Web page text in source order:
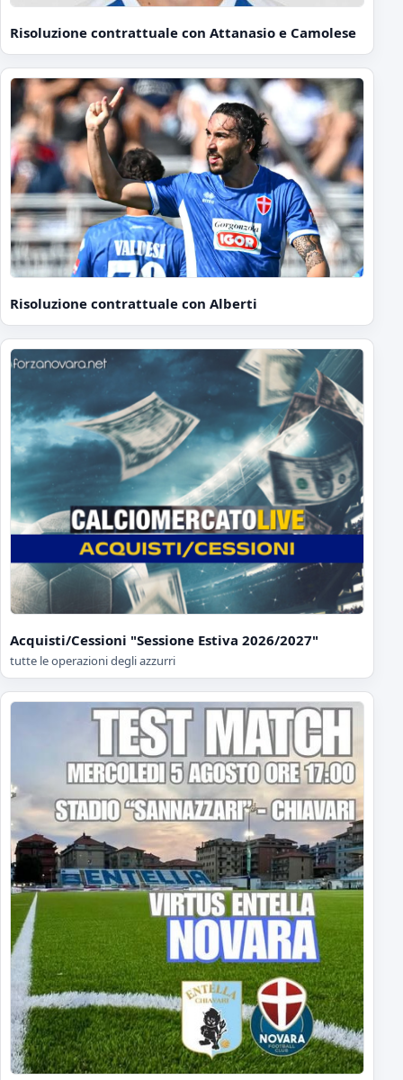
Risoluzione contrattuale con Attanasio e Camolese
Risoluzione contrattuale con Alberti
Acquisti/Cessioni "Sessione Estiva 2026/2027"
tutte le operazioni degli azzurri